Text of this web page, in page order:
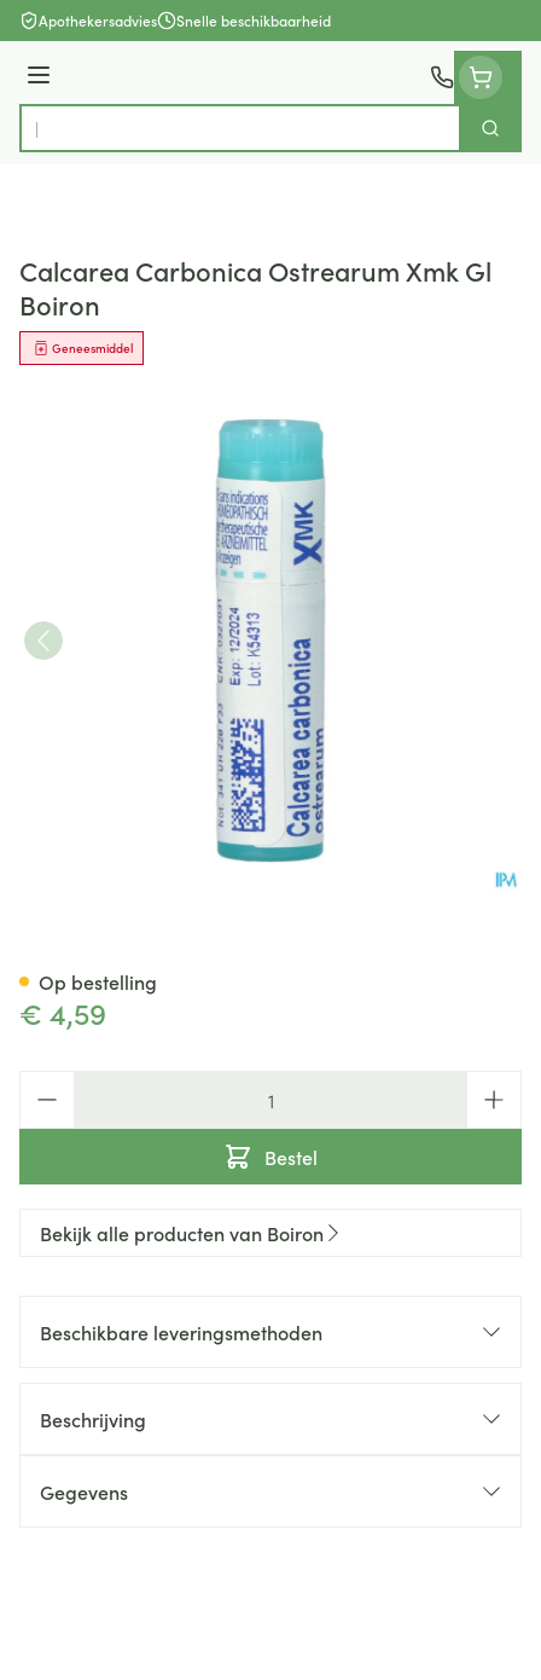
Ga naar de inhoud
Apothekersadvies Snelle beschikbaarheid
Menu
Product, merk, categorie...
Zoek
Calcarea Carbonica Ostrearum Xmk Gl
Boiron
Geneesmiddel
€ 4,59
Bestel
Op bestelling
Bekijk alle producten van Boiron
Beschikbare leveringsmethoden
Beschrijving
Gegevens